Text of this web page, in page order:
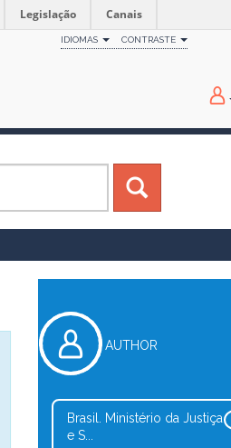
Legislação Canais
IDIOMAS CONTRASTE
AUTHOR
Brasil. Ministério da Justiça
e S...